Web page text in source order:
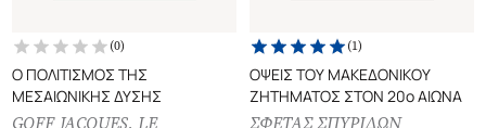
(0)
Ο ΠΟΛΙΤΙΣΜΟΣ ΤΗΣ
ΜΕΣΑΙΩΝΙΚΗΣ ΔΥΣΗΣ
GOFF JACQUES. LE
(1)
ΟΨΕΙΣ ΤΟΥ ΜΑΚΕΔΟΝΙΚΟΥ
ΖΗΤΗΜΑΤΟΣ ΣΤΟΝ 20ο ΑΙΩΝΑ
ΣΦΕΤΑΣ ΣΠΥΡΙΔΩΝ